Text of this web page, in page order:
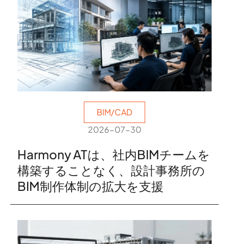
BIM/CAD
2026-07-30
Harmony ATは、社内BIMチームを
構築することなく、設計事務所の
BIM制作体制の拡大を支援